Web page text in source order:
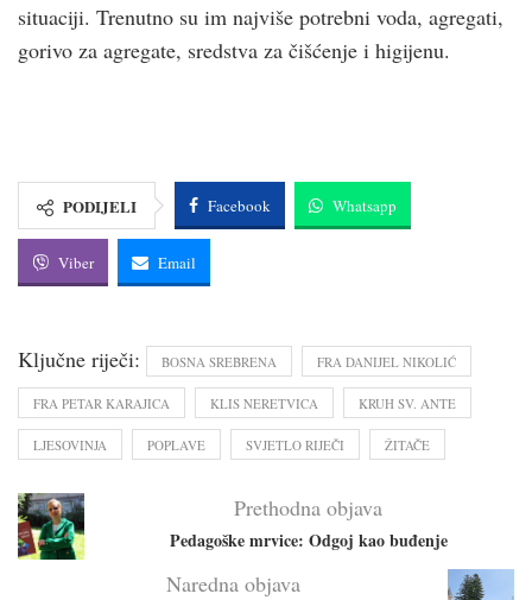
situaciji. Trenutno su im najviše potrebni voda, agregati,
gorivo za agregate, sredstva za čišćenje i higijenu.
PODIJELI Facebook Whatsapp
Viber Email
Ključne riječi: BOSNA SREBRENA FRA DANIJEL NIKOLIĆ
FRA PETAR KARAJICA KLIS NERETVICA KRUH SV. ANTE
LJESOVINJA POPLAVE SVJETLO RIJEČI ŽITAČE
Prethodna objava
Pedagoške mrvice: Odgoj kao buđenje
Naredna objava